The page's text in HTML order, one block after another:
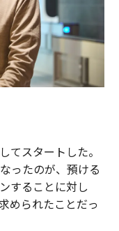
てスタートした。
ったのが、預ける
することに対し
められたことだっ